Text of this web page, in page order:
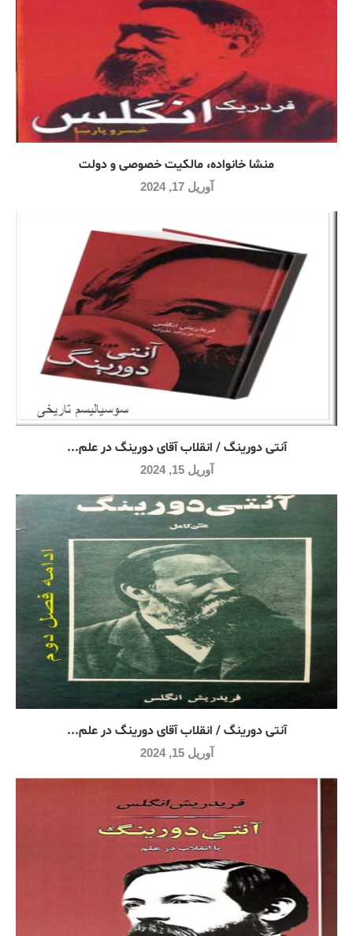
منشا خانواده، مالکیت خصوصی و دولت
آوریل 17, 2024
آنتی دورینگ / انقلاب آقای دورینگ در علم...
آوریل 15, 2024
آنتی دورینگ / انقلاب آقای دورینگ در علم...
آوریل 15, 2024